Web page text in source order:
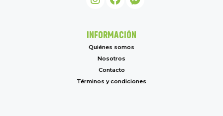
INFORMACIÓN
Quiénes somos
Nosotros
Contacto
Términos y condiciones